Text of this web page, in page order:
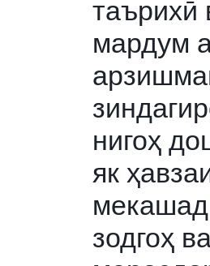
таърихӣ
мардум
нигоҳ
як
зодгоҳ